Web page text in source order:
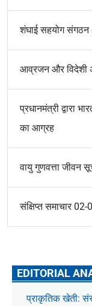
शंघाई सहयोग
आव्रजन और विदेशी
प्रधानमंत्री द्वारा
का आग्रह
वायु गुणवत्ता
संक्षिप्त समाचार
EDITORIAL
प्राकृतिक खेती: